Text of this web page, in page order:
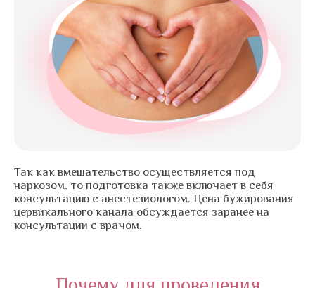
Так как вмешательство осуществляется под
наркозом, то подготовка также включает в себя
консультацию с анестезиологом. Цена бужирования
цервикального канала обсуждается заранее на
консультации с врачом.